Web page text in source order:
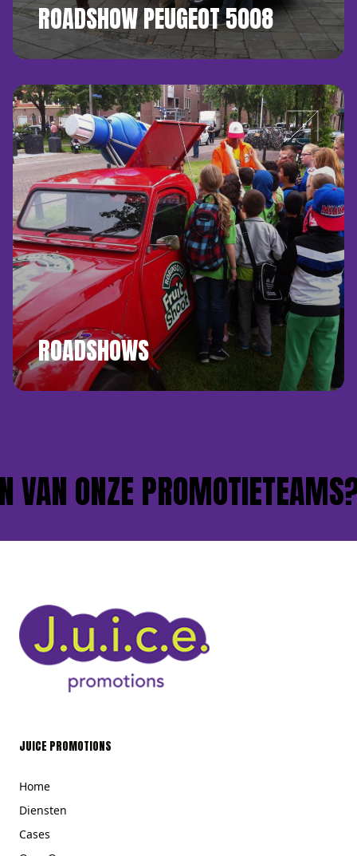
ROADSHOW PEUGEOT 5008
ROADSHOWS
ONZE PROMOTIETEAMS?
JUICE PROMOTIONS
Home
Diensten
Cases